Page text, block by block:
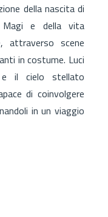
della nascita di
Magi e della vita
attraverso scene
in costume. Luci
e il cielo stellato
di coinvolgere
in un viaggio